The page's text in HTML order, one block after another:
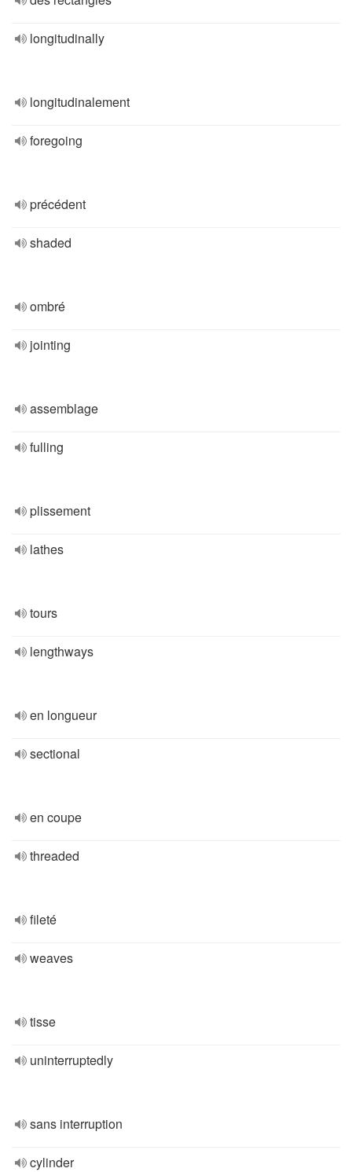
longitudinally
longitudinalement
foregoing
précédent
shaded
ombré
jointing
assemblage
fulling
plissement
lathes
tours
lengthways
en longueur
sectional
en coupe
threaded
fileté
weaves
tisse
uninterruptedly
sans interruption
cylinder